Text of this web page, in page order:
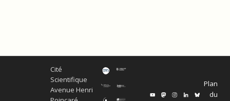
Cité
Scientifique
Avenue Henri
Plan
du